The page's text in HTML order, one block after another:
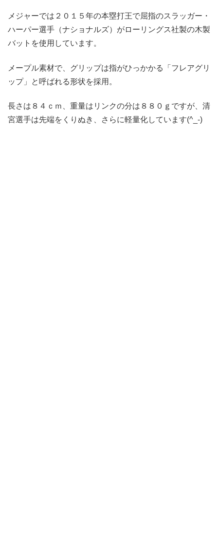
メジャーでは２０１５年の本塁打王で屈指のスラッガー・
ハーパー選手（ナショナルズ）がローリングス社製の木製
バットを使用しています。
メープル素材で、グリップは指がひっかかる「フレアグリ
ップ」と呼ばれる形状を採用。
長さは８４ｃｍ、重量はリンクの分は８８０ｇですが、清
宮選手は先端をくりぬき、さらに軽量化しています(^_-)